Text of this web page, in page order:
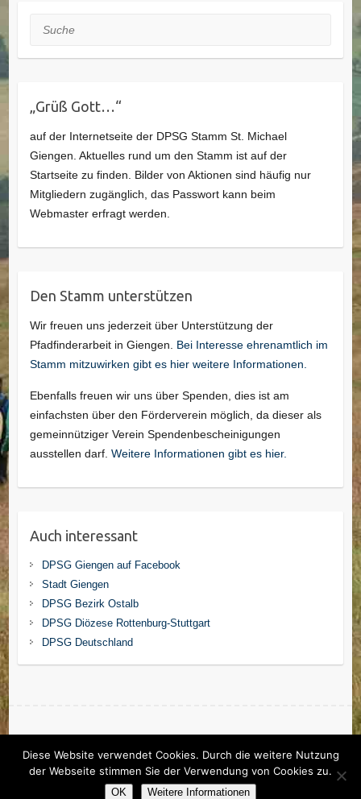
Suche
„Grüß Gott…“
auf der Internetseite der DPSG Stamm St. Michael
Giengen. Aktuelles rund um den Stamm ist auf der
Startseite zu finden. Bilder von Aktionen sind häufig nur
Mitgliedern zugänglich, das Passwort kann beim
Webmaster erfragt werden.
Den Stamm unterstützen
Wir freuen uns jederzeit über Unterstützung der
Pfadfinderarbeit in Giengen. Bei Interesse ehrenamtlich im
Stamm mitzuwirken gibt es hier weitere Informationen.
Ebenfalls freuen wir uns über Spenden, dies ist am
einfachsten über den Förderverein möglich, da dieser als
gemeinnütziger Verein Spendenbescheinigungen
ausstellen darf. Weitere Informationen gibt es hier.
Auch interessant
DPSG Giengen auf Facebook
Stadt Giengen
DPSG Bezirk Ostalb
DPSG Diözese Rottenburg-Stuttgart
DPSG Deutschland
Powered byWordPress
DPSG Stamm St. Michael Giengen 2011-2022
Diese Website verwendet Cookies. Durch die weitere Nutzung
der Webseite stimmen Sie der Verwendung von Cookies zu.
OK Weitere Informationen